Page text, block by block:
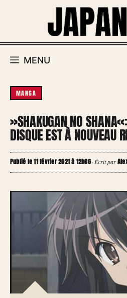
MENU
MANGA
»SHAKUGAN NO
DISQUE EST À NOUVEAU
Publié le 11 février 2021 à 12h06·Écrit par